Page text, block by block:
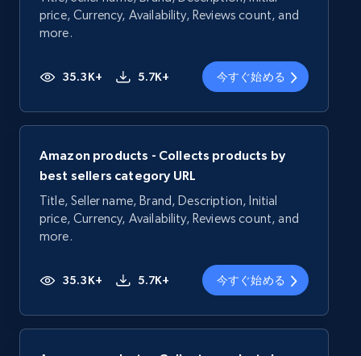
price, Currency, Availability, Reviews count, and
more.
35.3K+ 5.7K+ 今すぐ始める
Amazon products - Collects products by
best sellers category URL
Title, Seller name, Brand, Description, Initial
price, Currency, Availability, Reviews count, and
more.
35.3K+ 5.7K+ 今すぐ始める